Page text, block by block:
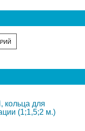
кольца для
(1;1,5;2 м.)